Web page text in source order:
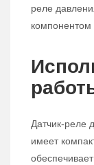
реле
Датчик-реле
имеет